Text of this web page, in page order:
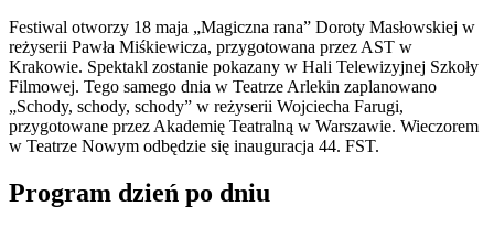
Festiwal otworzy 18 maja „Magiczna rana” Doroty Masłowskiej w
reżyserii Pawła Miśkiewicza, przygotowana przez AST w
Krakowie. Spektakl zostanie pokazany w Hali Telewizyjnej Szkoły
Filmowej. Tego samego dnia w Teatrze Arlekin zaplanowano
„Schody, schody, schody” w reżyserii Wojciecha Farugi,
przygotowane przez Akademię Teatralną w Warszawie. Wieczorem
w Teatrze Nowym odbędzie się inauguracja 44. FST.
Program dzień po dniu